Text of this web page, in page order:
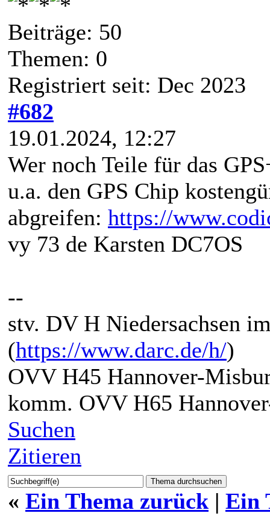
Beiträge: 50
Themen: 0
Registriert seit: Dec 2023
#682
19.01.2024, 12:27
Wer noch Teile für das
u.a. den GPS Chip
abgreifen: https://
vy 73 de Karsten DC7OS
--
stv. DV H Niedersachsen
(https://www.darc.de/h/)
OVV H45 Hannover-
komm. OVV H65
Suchen
Zitieren
« Ein Thema zurück | Ein